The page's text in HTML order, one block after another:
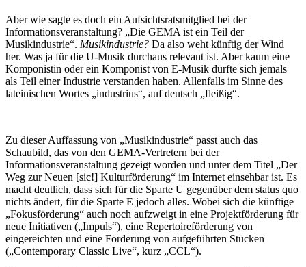
Aber wie sagte es doch ein Aufsichtsratsmitglied bei der
Informationsveranstaltung? „Die GEMA ist ein Teil der
Musikindustrie“. Musikindustrie? Da also weht künftig der Wind
her. Was ja für die U-Musik durchaus relevant ist. Aber kaum eine
Komponistin oder ein Komponist von E-Musik dürfte sich jemals
als Teil einer Industrie verstanden haben. Allenfalls im Sinne des
lateinischen Wortes „industrius“, auf deutsch „fleißig“.
Zu dieser Auffassung von „Musikindustrie“ passt auch das
Schaubild, das von den GEMA-Vertretern bei der
Informationsveranstaltung gezeigt worden und unter dem Titel „Der
Weg zur Neuen [sic!] Kulturförderung“ im Internet einsehbar ist. Es
macht deutlich, dass sich für die Sparte U gegenüber dem status quo
nichts ändert, für die Sparte E jedoch alles. Wobei sich die künftige
„Fokusförderung“ auch noch aufzweigt in eine Projektförderung für
neue Initiativen („Impuls“), eine Repertoireförderung von
eingereichten und eine Förderung von aufgeführten Stücken
(„Contemporary Classic Live“, kurz „CCL“).